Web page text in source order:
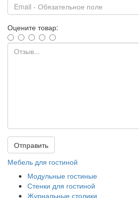
Оцените товар:
Отправить
Мебель для гостиной
Модульные гостиные
Стенки для гостиной
Журнальные столики